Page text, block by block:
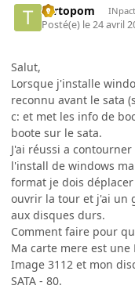
Tartopom
Posté(e) le 24 avril
Salut,
Lorsque j'installe
reconnu avant le sata
c: et met les info de
boote sur le sata.
J'ai réussi a
l'install de windows
format je dois
ouvrir la tour et j'ai un
aux disques durs.
Comment faire pour
Ma carte mere est une
Image 3112 et mon
SATA - 80.